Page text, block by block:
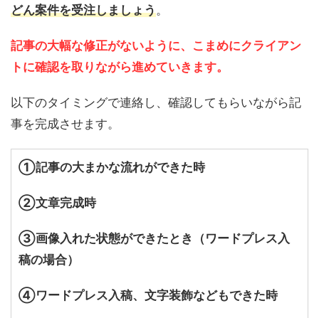
どん案件を受注しましょう。
記事の大幅な修正がないように、こまめにクライアン
トに確認を取りながら進めていきます。
以下のタイミングで連絡し、確認してもらいながら記
事を完成させます。
①記事の大まかな流れができた時
②文章完成時
③画像入れた状態ができたとき（ワードプレス入
稿の場合）
④ワードプレス入稿、文字装飾などもできた時